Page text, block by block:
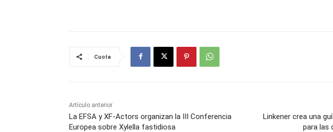
Cuota
Artículo anterior
La EFSA y XF-Actors organizan la III Conferencia
Europea sobre Xylella fastidiosa
Linkener crea una
para las